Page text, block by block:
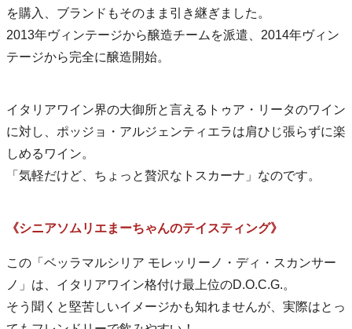
を購入、ブランドもそのまま引き継ぎました。
2013年ヴィンテージから醸造チームを派遣、2014年ヴィン
テージから完全に醸造開始。
イタリアワイン界の大御所と言えるトゥア・リータのワイン
に対し、ポッジョ・アルジェンティエラは肩ひじ張らずに楽
しめるワイン。
「気軽だけど、ちょっと贅沢なトスカーナ」なのです。
《シニアソムリエまーちゃんのテイスティング》
この「ベッラマルシリア モレッリーノ・ディ・スカンサー
ノ」は、イタリアワイン格付け最上位のD.O.C.G.。
そう聞くと堅苦しいイメージかも知れませんが、実際はとっ